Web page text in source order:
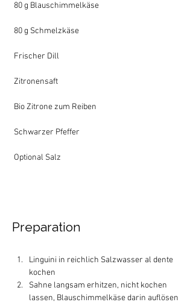
80 g Blauschimmelkäse
80 g Schmelzkäse
Frischer Dill
Zitronensaft
Bio Zitrone zum Reiben
Schwarzer Pfeffer
Optional Salz
Preparation
Linguini in reichlich Salzwasser al dente
kochen
Sahne langsam erhitzen, nicht kochen
lassen, Blauschimmelkäse darin auflösen